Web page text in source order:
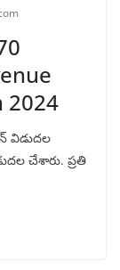
2024
విడుదల
చేశారు. ప్రతి